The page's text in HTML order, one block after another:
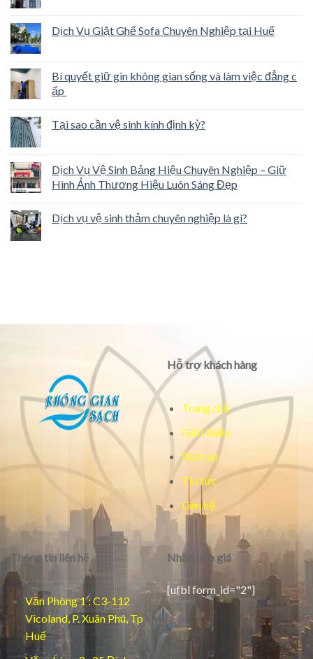
Dịch Vụ Giặt Ghế Sofa Chuyên Nghiệp tại Huế
Bí quyết giữ gìn không gian sống và làm việc đẳng c
ấp
Tại sao cần vệ sinh kính định kỳ?
Dịch Vụ Vệ Sinh Bảng Hiệu Chuyên Nghiệp – Giữ
Hình Ảnh Thương Hiệu Luôn Sáng Đẹp
Dịch vụ vệ sinh thảm chuyên nghiệp là gì?
Hỗ trợ khách hàng
Trang chủ
Giới thiệu
Dịch vụ
Tin tức
Liên hệ
Thông tin liên hệ
Văn Phòng 1 : C3-112
Vicoland, P. Xuân Phú, Tp
Huế
Nhận báo giá
[ufbl form_id="2"]